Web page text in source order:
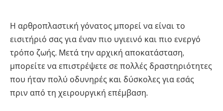
Η αρθροπλαστική γόνατος μπορεί να είναι το
εισιτήριό σας για έναν πιο υγιεινό και πιο ενεργό
τρόπο ζωής. Μετά την αρχική αποκατάσταση,
μπορείτε να επιστρέψετε σε πολλές δραστηριότητες
που ήταν πολύ οδυνηρές και δύσκολες για εσάς
πριν από τη χειρουργική επέμβαση.